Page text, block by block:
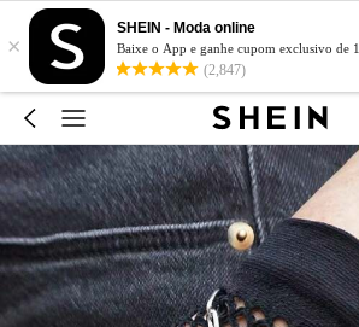
×
SHEIN - Moda online
Baixe o App e ganhe cupom exclusivo de
(2,847)